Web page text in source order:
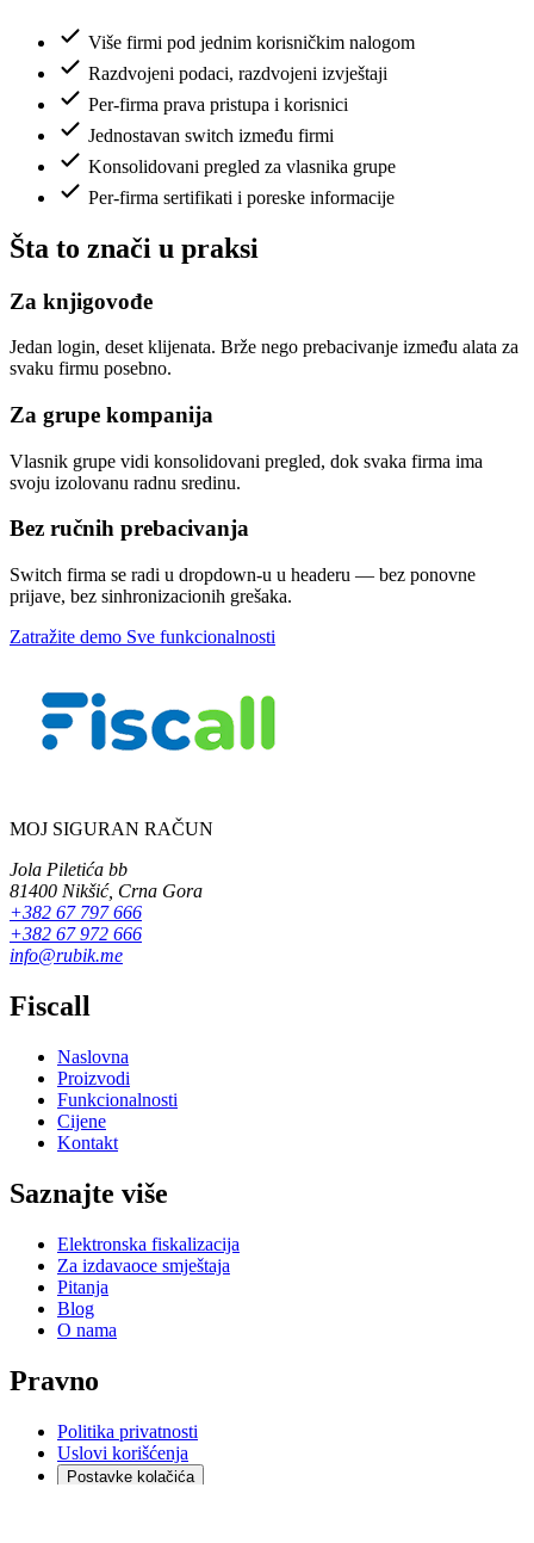
Više firmi pod jednim korisničkim nalogom
Razdvojeni podaci, razdvojeni izvještaji
Per-firma prava pristupa i korisnici
Jednostavan switch između firmi
Konsolidovani pregled za vlasnika grupe
Per-firma sertifikati i poreske informacije
Šta to znači u praksi
Za knjigovođe
Jedan login, deset klijenata. Brže nego prebacivanje između alata za
svaku firmu posebno.
Za grupe kompanija
Vlasnik grupe vidi konsolidovani pregled, dok svaka firma ima
svoju izolovanu radnu sredinu.
Bez ručnih prebacivanja
Switch firma se radi u dropdown-u u headeru — bez ponovne
prijave, bez sinhronizacionih grešaka.
Zatražite demo Sve funkcionalnosti
MOJ SIGURAN RAČUN
Jola Piletića bb
81400 Nikšić, Crna Gora
+382 67 797 666
+382 67 972 666
info@rubik.me
Fiscall
Naslovna
Proizvodi
Funkcionalnosti
Cijene
Kontakt
Saznajte više
Elektronska fiskalizacija
Za izdavaoce smještaja
Pitanja
Blog
O nama
Pravno
Politika privatnosti
Uslovi korišćenja
Postavke kolačića